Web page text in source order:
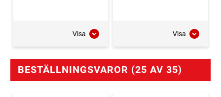
Visa Visa
BESTÄLLNINGSVAROR (25 AV 35)